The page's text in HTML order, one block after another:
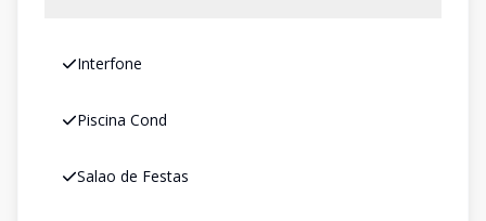
Interfone
Piscina Cond
Salao de Festas